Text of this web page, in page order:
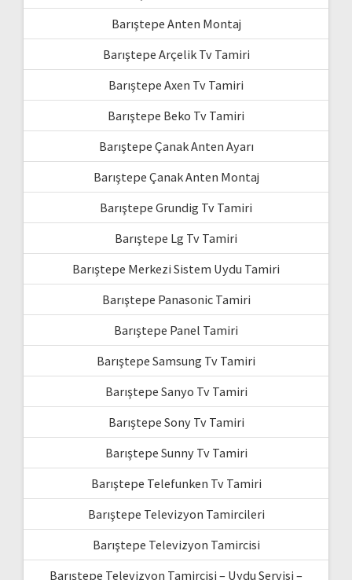
Barıştepe Anten Montaj
Barıştepe Arçelik Tv Tamiri
Barıştepe Axen Tv Tamiri
Barıştepe Beko Tv Tamiri
Barıştepe Çanak Anten Ayarı
Barıştepe Çanak Anten Montaj
Barıştepe Grundig Tv Tamiri
Barıştepe Lg Tv Tamiri
Barıştepe Merkezi Sistem Uydu Tamiri
Barıştepe Panasonic Tamiri
Barıştepe Panel Tamiri
Barıştepe Samsung Tv Tamiri
Barıştepe Sanyo Tv Tamiri
Barıştepe Sony Tv Tamiri
Barıştepe Sunny Tv Tamiri
Barıştepe Telefunken Tv Tamiri
Barıştepe Televizyon Tamircileri
Barıştepe Televizyon Tamircisi
Barıştepe Televizyon Tamircisi – Uydu Servisi –